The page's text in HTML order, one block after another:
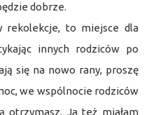
dobrze.
rekolekcje, to miejsce dla
innych rodziców po
się na nowo rany, proszę
we wspólnocie rodziców
otrzymasz. Ja też miałam